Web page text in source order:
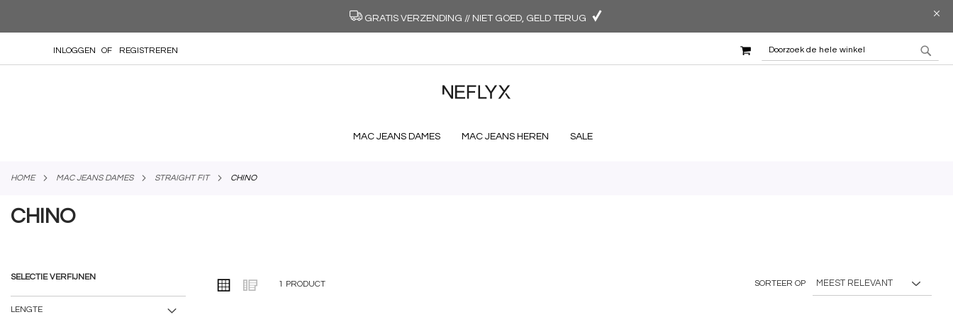
GRATIS VERZENDING // NIET GOED, GELD TERUG
INLOGGEN
REGISTREREN
ZOEK
MAC JEANS DAMES MAC JEANS HEREN SALE
HOME MAC JEANS DAMES STRAIGHT FIT CHINO
CHINO
TONEN
ALS
Foto-
Lijst
1 PRODUCT SORTEER OP
SELECTIE VERFIJNEN
LENGTE